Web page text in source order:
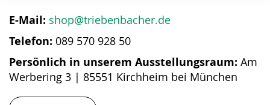
E-Mail: shop@triebenbacher.de
Telefon: 089 570 928 50
Persönlich in unserem Ausstellungsraum: Am
Werbering 3 | 85551 Kirchheim bei München